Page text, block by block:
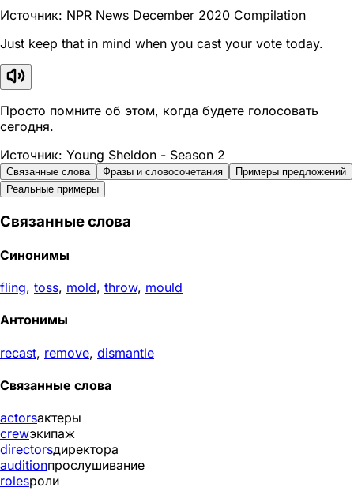
Источник: NPR News December 2020 Compilation
Just keep that in mind when you cast your vote today.
Просто помните об этом, когда будете голосовать
сегодня.
Источник: Young Sheldon - Season 2
Связанные слова Фразы и словосочетания
Примеры предложений
Реальные примеры
Связанные слова
Синонимы
fling, toss, mold, throw, mould
Антонимы
recast, remove, dismantle
Связанные слова
actorsактеры
crewэкипаж
directorsдиректора
auditionпрослушивание
rolesроли